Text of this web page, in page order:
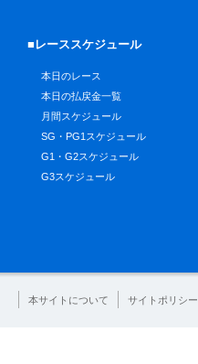
■レーススケジュール
本日のレース
本日の払戻金一覧
月間スケジュール
SG・PG1スケジュール
G1・G2スケジュール
G3スケジュール
本サイトについて サイトポリシー